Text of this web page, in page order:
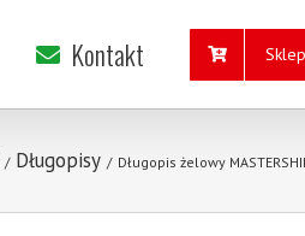
Kontakt Sklep
/ Długopisy / Długopis żelowy